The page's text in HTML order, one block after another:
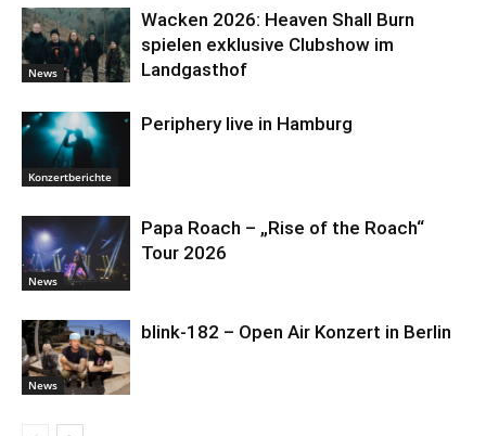
News
Wacken 2026: Heaven Shall Burn
spielen exklusive Clubshow im
Landgasthof
Konzertberichte
Periphery live in Hamburg
News
Papa Roach – „Rise of the Roach“
Tour 2026
News
blink-182 – Open Air Konzert in Berlin